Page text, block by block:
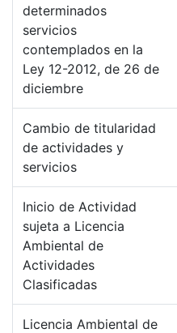
determinados
servicios
contemplados en la
Ley 12-2012, de 26 de
diciembre
Cambio de titularidad
de actividades y
servicios
Inicio de Actividad
sujeta a Licencia
Ambiental de
Actividades
Clasificadas
Licencia Ambiental de